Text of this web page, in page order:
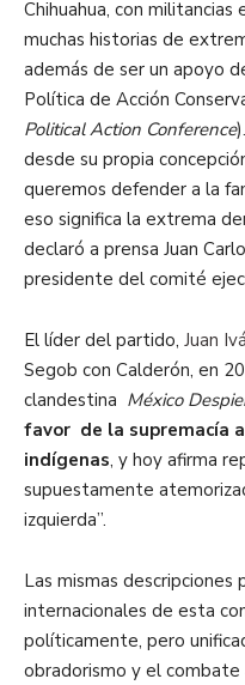
Chihuahua, con
muchas historias de
además de ser un apoyo
Política de Acción
Political Action Conference
desde su propia
queremos defender a la
eso significa la extrema
declaró a prensa Juan
presidente del comité
El líder del partido, Juan
Segob con Calderón, en
clandestina México
favor de la supremacía
indígenas, y hoy afirma
supuestamente
izquierda”.
Las mismas descripciones
internacionales de esta
políticamente, pero
obradorismo y el combate